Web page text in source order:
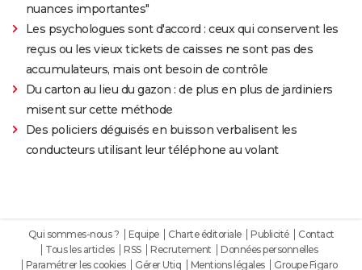
nuances importantes"
Les psychologues sont d'accord : ceux qui conservent les
reçus ou les vieux tickets de caisses ne sont pas des
accumulateurs, mais ont besoin de contrôle
Du carton au lieu du gazon : de plus en plus de jardiniers
misent sur cette méthode
Des policiers déguisés en buisson verbalisent les
conducteurs utilisant leur téléphone au volant
Qui sommes-nous ? Equipe Charte éditoriale Publicité
Contact
Tous les articles
RSS Recrutement
Données personnelles
Paramétrer les cookies
Gérer Utiq Mentions légales Groupe Figaro